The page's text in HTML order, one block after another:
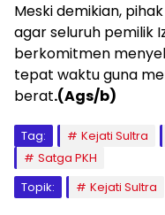
Meski demikian,
agar seluruh pemilik
berkomitmen
tepat waktu guna
berat.(Ags/b)
Tag: Kejati Sultra
Satga PKH
Topik:
Kejati Sultra